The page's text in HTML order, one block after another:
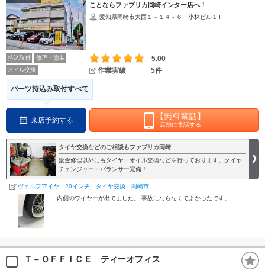
ことならファブリカ岡崎インター店へ！
愛知県岡崎市大西１－１４－６ 小林ビル１Ｆ
持込取付
修理・塗装
オイル交換
5.00
作業実績
5件
パーツ持込み取付すべて
来店予約する 【無料電話】
店舗に電話する
タイヤ交換などのご相談もファブリカ岡崎…
鈑金修理以外にもタイヤ・オイル交換などを行っております。タイヤ
チェンジャー・バランサー完備！
ヴェルフアイヤ 20インチ タイヤ交換 岡崎市
内側のワイヤーが出てました。 事故にならなくてよかったです。
Ｔ－ＯＦＦＩＣＥ ティーオフィス